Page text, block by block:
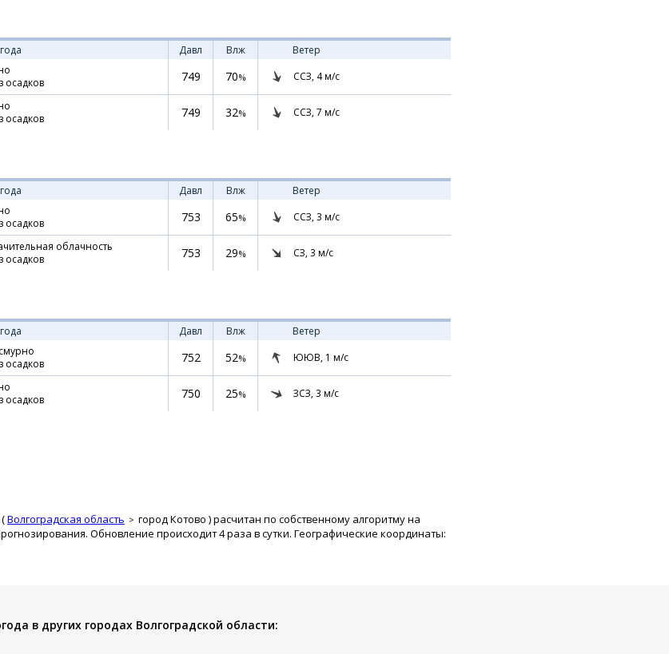
Давл Влж
Ветер
осадков
749 70% ССЗ, 4м/с
осадков
749 32% ССЗ, 7 м/с
Давл Влж
Ветер
осадков
753 65% ССЗ, 3 м/с
облачность
осадков
753 29% СЗ, 3 м/с
Давл Влж
Ветер
осадков
752 52% ЮЮВ, 1 м/с
осадков
750 25% ЗСЗ, 3 м/с
Волгоградская область город Котово ) расчитан по собственному алгоритму на
Обновление происходит 4 раза в сутки. Географические координаты:
в других городах Волгоградской области: